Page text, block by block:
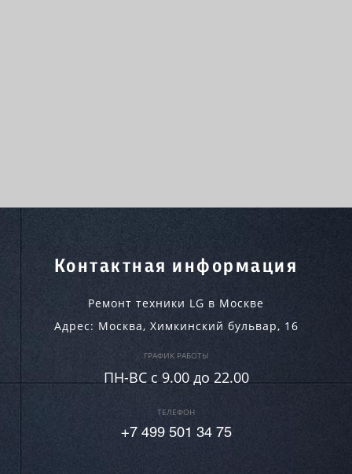
Контактная информация
Ремонт техники LG в Москве
Адрес: Москва, Химкинский бульвар, 16
ГРАФИК РАБОТЫ
ПН-ВC c 9.00 до 22.00
ТЕЛЕФОН
+7 499 501 34 75